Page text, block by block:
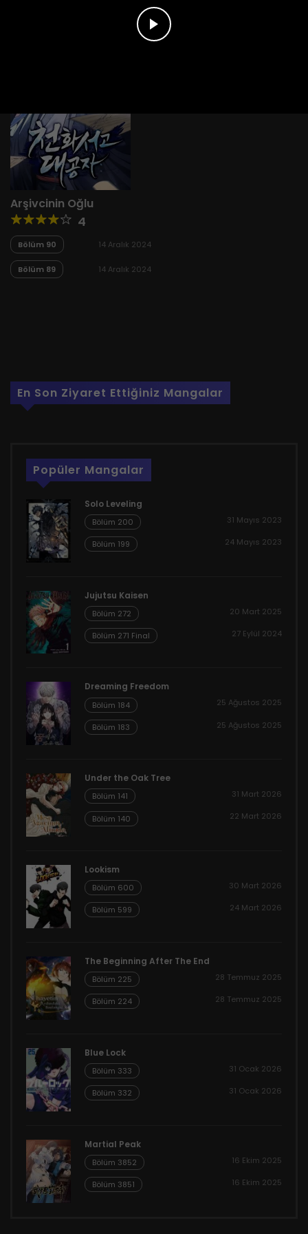
Arşivcinin Oğlu
4
Bölüm 90 14 Aralık 2024
Bölüm 89 14 Aralık 2024
En Son Ziyaret Ettiğiniz Mangalar
Popüler Mangalar
Solo Leveling
Bölüm 200 31 Mayıs 2023
Bölüm 199 24 Mayıs 2023
Jujutsu Kaisen
Bölüm 272 20 Mart 2025
Bölüm 271 Final 27 Eylül 2024
Dreaming Freedom
Bölüm 184 25 Ağustos 2025
Bölüm 183 25 Ağustos 2025
Under the Oak Tree
Bölüm 141 31 Mart 2026
Bölüm 140 22 Mart 2026
Lookism
Bölüm 600 30 Mart 2026
Bölüm 599 24 Mart 2026
The Beginning After The End
Bölüm 225 28 Temmuz 2025
Bölüm 224 28 Temmuz 2025
Blue Lock
Bölüm 333 31 Ocak 2026
Bölüm 332 31 Ocak 2026
Martial Peak
Bölüm 3852 16 Ekim 2025
Bölüm 3851 16 Ekim 2025